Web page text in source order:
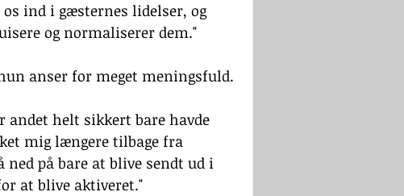
ind i gæsternes lidelser, og
og normaliserer dem."
anser for meget meningsfuld.
andet helt sikkert bare havde
mig længere tilbage fra
på bare at blive sendt ud i
at blive aktiveret."